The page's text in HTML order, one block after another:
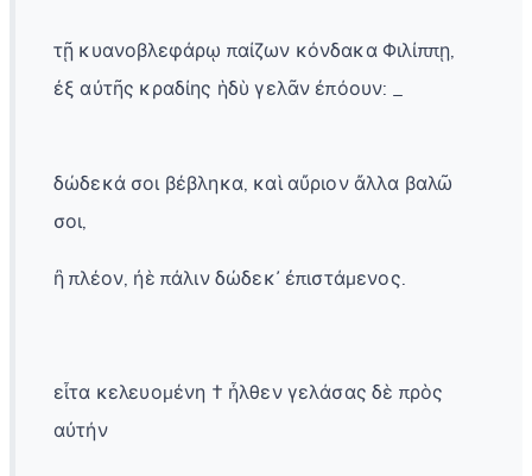
τῇ κυανοβλεφάρῳ παίζων κόνδακα Φιλίππῃ,
ἐξ αὐτῆς κραδίης ἡδὺ γελᾶν ἐπόουν: _
δώδεκά σοι βέβληκα, καὶ αὔριον ἄλλα βαλῶ
σοι,
ἢ πλέον, ἠὲ πάλιν δώδεκ᾽ ἐπιστάμενος.
εἶτα κελευομένη † ἦλθεν γελάσας δὲ πρὸς
αὐτήν